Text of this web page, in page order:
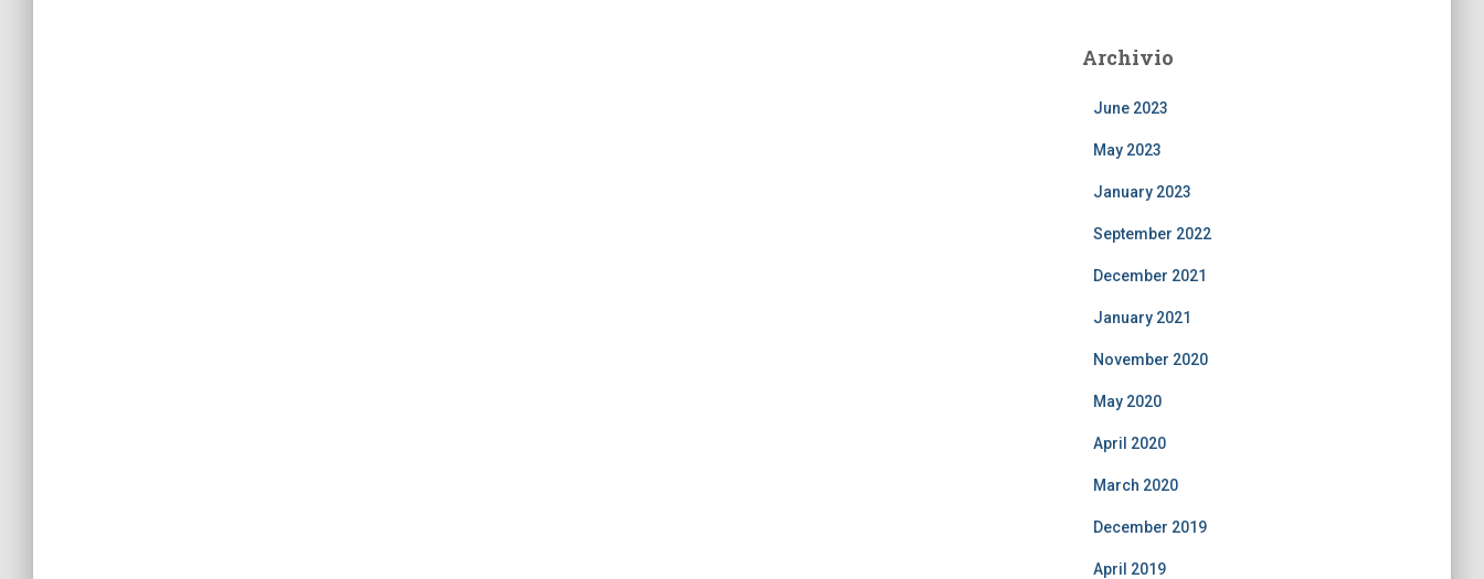
Archivio
June 2023
May 2023
January 2023
September 2022
December 2021
January 2021
November 2020
May 2020
April 2020
March 2020
December 2019
April 2019